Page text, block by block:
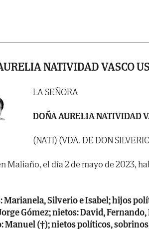
NATIVIDAD VASCO
LA SEÑORA
DOÑA AURELIA NATIVIDAD
(NATI) (VDA. DE DON
Maliaño, el día 2 de mayo de 2023,
Marianela, Silverio e Isabel; hijos
Gómez; nietos: David,
Manuel (†); nietos políticos,